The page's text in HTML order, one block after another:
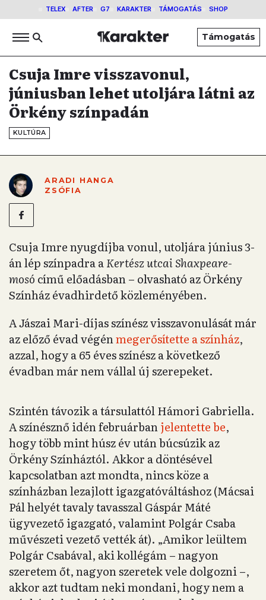
TELEX AFTER G7 KARAKTER TÁMOGATÁS SHOP
Támogatás
Csuja Imre visszavonul,
júniusban lehet utoljára látni az
Örkény színpadán
KULTÚRA
ARADI HANGA
ZSÓFIA
Csuja Imre nyugdíjba vonul, utoljára június 3-
án lép színpadra aKertész utcai Shaxpeare-
mosó című előadásban – olvasható az Örkény
Színház évadhirdető közleményében.
A Jászai Mari-díjas színész visszavonulását már
az előző évad végénmegerősítette a színház,
azzal, hogy a 65 éves színész a következő
évadban már nem vállal új szerepeket.
Szintén távozik a társulattól Hámori Gabriella.
A színésznő idén februárbanjelentette be,
hogy több mint húsz év után búcsúzik az
Örkény Színháztól. Akkor a döntésével
kapcsolatban azt mondta, nincs köze a
színházban lezajlott igazgatóváltáshoz (Mácsai
Pál helyét tavaly tavasszal Gáspár Máté
ügyvezető igazgató, valamint Polgár Csaba
művészeti vezető vették át). „Amikor leültem
Polgár Csabával, aki kollégám – nagyon
szeretem őt, nagyon szeretek vele dolgozni –,
akkor azt tudtam neki mondani, hogy nem a